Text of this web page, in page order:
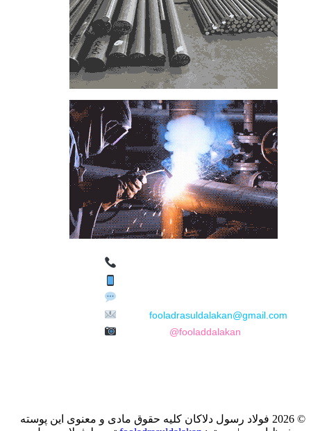
Email:fooladrasuldalakan@gmail.com
@fooladdalakan
© 2026 فولاد رسول دلاکان کلیه حقوق مادی و معنوی این پوسته